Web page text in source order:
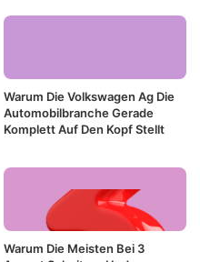
Warum Die Volkswagen Ag Die
Automobilbranche Gerade
Komplett Auf Den Kopf Stellt
Warum Die Meisten Bei 3